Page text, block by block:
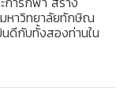
หาวิทยาลัยทักษิณ
ดีกับทั้งสองท่านใน